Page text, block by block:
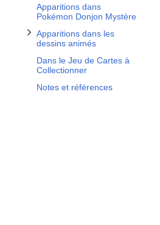
Apparitions dans
Pokémon Donjon Mystère
Apparitions dans les
dessins animés
Dans le Jeu de Cartes à
Collectionner
Notes et références